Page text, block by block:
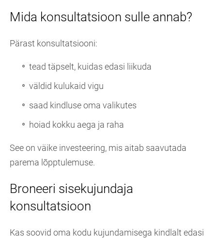
Mida konsultatsioon sulle annab?
Pärast konsultatsiooni:
tead täpselt, kuidas edasi liikuda
väldid kulukaid vigu
saad kindluse oma valikutes
hoiad kokku aega ja raha
See on väike investeering, mis aitab saavutada
parema lõpptulemuse.
Broneeri sisekujundaja
konsultatsioon
Kas soovid oma kodu kujundamisega kindlalt edasi